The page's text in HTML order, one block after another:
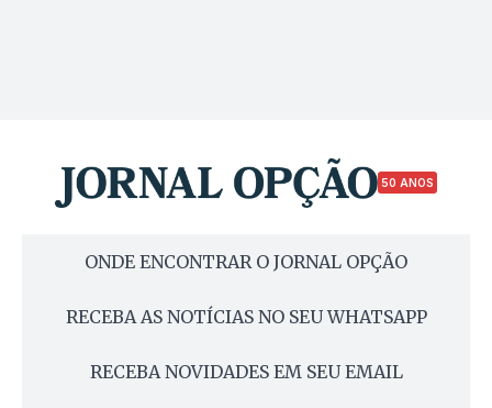
50 ANOS
ONDE ENCONTRAR O JORNAL OPÇÃO
RECEBA AS NOTÍCIAS NO SEU WHATSAPP
RECEBA NOVIDADES EM SEU EMAIL